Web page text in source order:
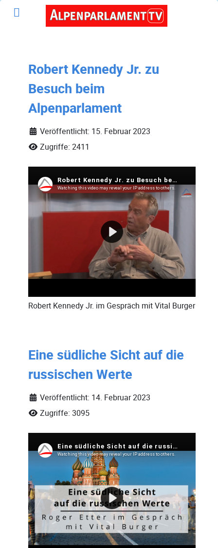
Robert Kennedy Jr. zu
Besuch beim
Alpenparlament
Veröffentlicht: 15. Februar 2023
Zugriffe: 2411
Robert Kennedy Jr. im Gespräch mitVital Burger
Eine südliche Sicht auf die
russischen Werte
Veröffentlicht: 14. Februar 2023
Zugriffe: 3095